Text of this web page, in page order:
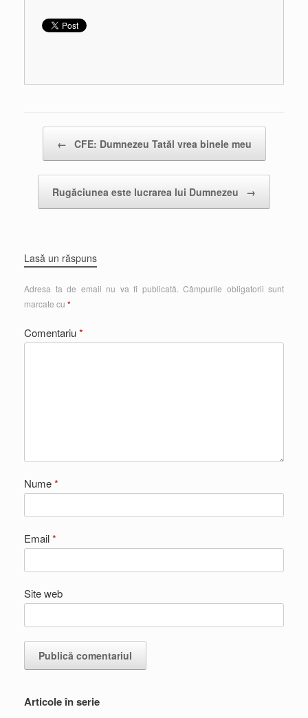
← CFE: Dumnezeu Tatăl vrea binele meu
Rugăciunea este lucrarea lui Dumnezeu →
Lasă un răspuns
Adresa ta de email nu va fi publicată. Câmpurile obligatorii sunt
marcate cu *
Comentariu*
Nume*
Email*
Site web
Articole în serie